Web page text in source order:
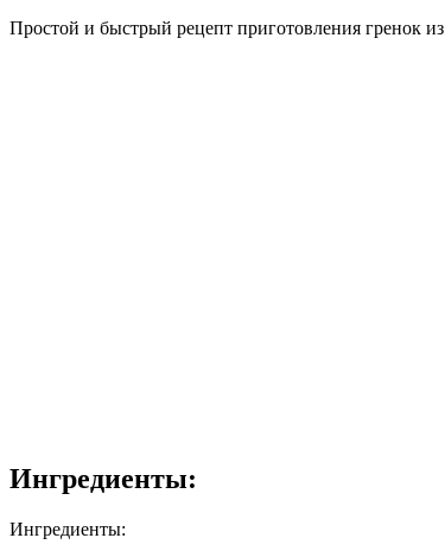
Простой и быстрый рецепт приготовления гренок
Ингредиенты:
Ингредиенты: